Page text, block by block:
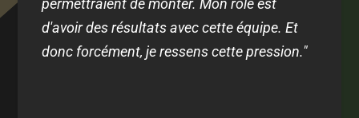
permettraient de monter. Mon rôle est
d'avoir des résultats avec cette équipe. Et
donc forcément, je ressens cette pression."